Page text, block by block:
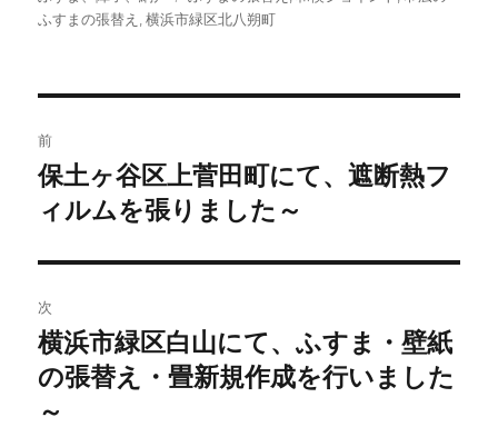
者
日:
グ
ふすまの張替え
,横浜市緑区北八朔町
稿
ナ
ビ
ゲ
ー
シ
前
前
の
稿:
保土ヶ谷区上菅田町にて、遮断熱フ
ィルムを張りました～
次
次
の
投
横浜市緑区白山にて、ふすま・壁紙
の張替え・畳新規作成を行いました
～